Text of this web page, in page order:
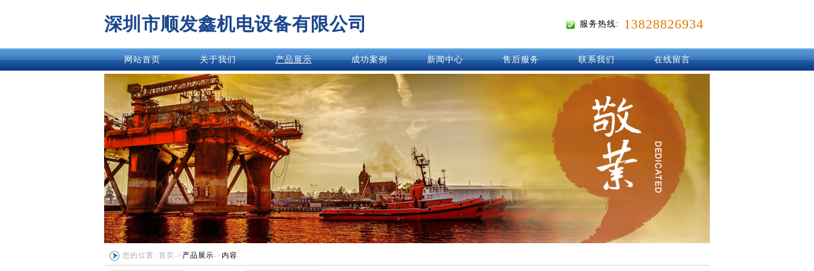
深圳市顺发鑫机电设备有限公司 服务热线: 13828826934
网站首页 关于我们 产品展示 成功案例 新闻中心 售后服务 联系我们 在线留言
您的位置: 首页-> 产品展示-> 内容